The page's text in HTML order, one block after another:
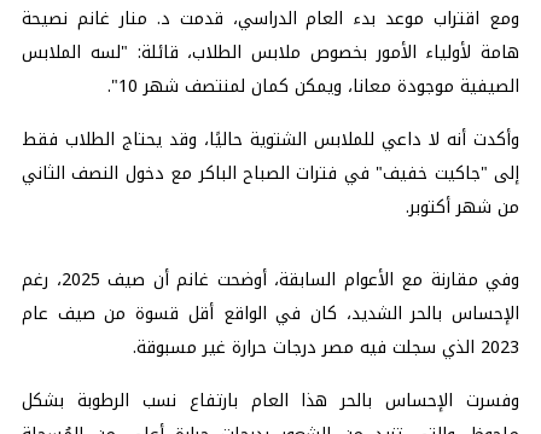
ومع اقتراب موعد بدء العام الدراسي، قدمت د. منار غانم نصيحة
هامة لأولياء الأمور بخصوص ملابس الطلاب، قائلة: "لسه الملابس
الصيفية موجودة معانا، ويمكن كمان لمنتصف شهر 10".
وأكدت أنه لا داعي للملابس الشتوية حاليًا، وقد يحتاج الطلاب فقط
إلى "جاكيت خفيف" في فترات الصباح الباكر مع دخول النصف الثاني
من شهر أكتوبر.
وفي مقارنة مع الأعوام السابقة، أوضحت غانم أن صيف 2025، رغم
الإحساس بالحر الشديد، كان في الواقع أقل قسوة من صيف عام
2023 الذي سجلت فيه مصر درجات حرارة غير مسبوقة.
وفسرت الإحساس بالحر هذا العام بارتفاع نسب الرطوبة بشكل